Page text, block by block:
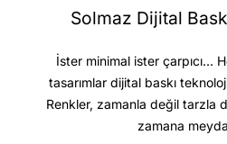
Solmaz Dijital
İster minimal ister çarpıcı…
tasarımlar dijital baskı
Renkler, zamanla değil tarzla
zamana